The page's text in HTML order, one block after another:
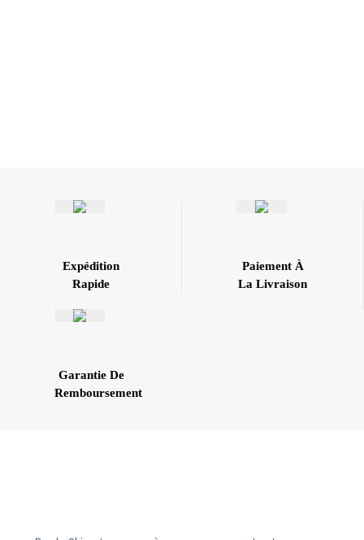
Paiement À
La Livraison
Expédition
Rapide
Garantie De
Remboursement